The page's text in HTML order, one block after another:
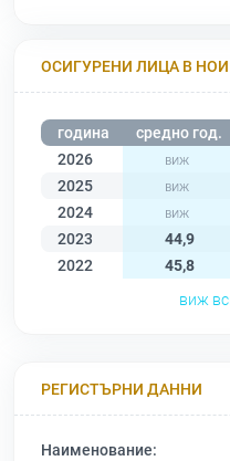
ОСИГУРЕНИ ЛИЦА В НОИ
година средно год.
2026
2025
2024
2023
44,9
2022
45,8
виж
РЕГИСТЪРНИ ДАННИ
Наименование: